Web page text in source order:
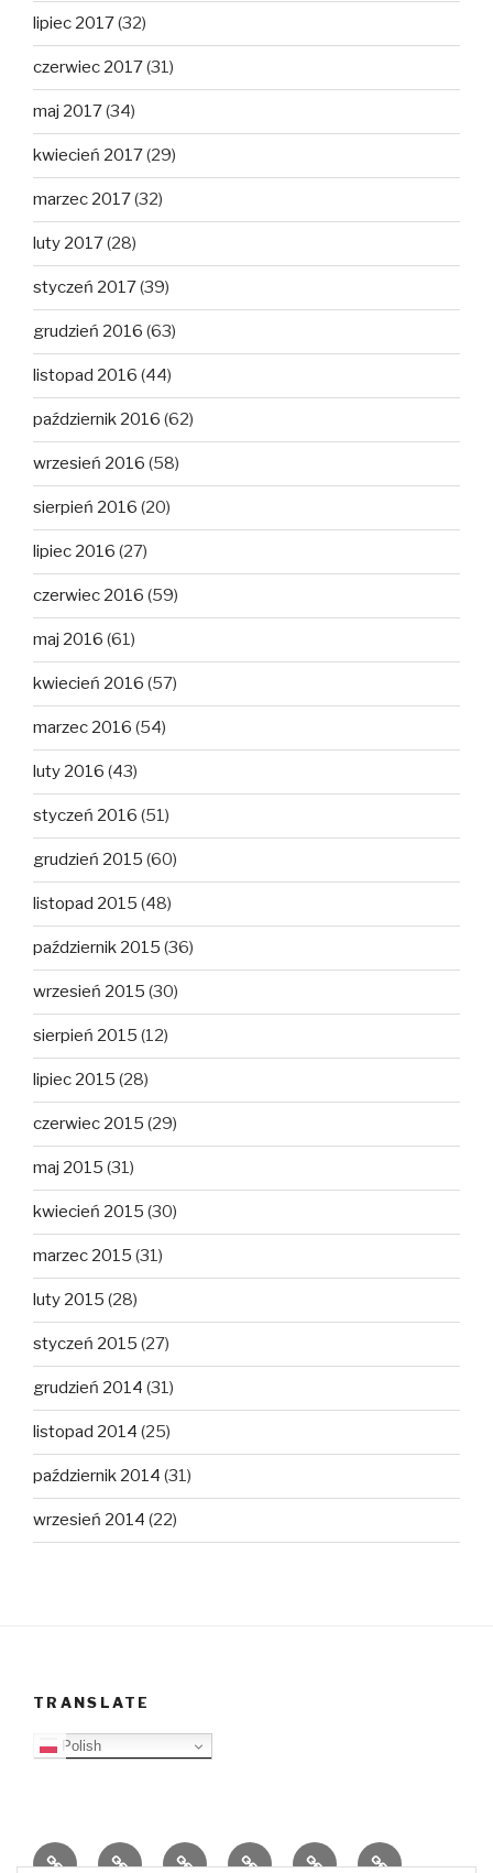
lipiec 2017(32)
czerwiec 2017(31)
maj 2017(34)
kwiecień 2017(29)
marzec 2017(32)
luty 2017(28)
styczeń 2017(39)
grudzień 2016 (63)
listopad 2016 (44)
październik 2016 (62)
wrzesień 2016 (58)
sierpień 2016 (20)
lipiec 2016 (27)
czerwiec 2016 (59)
maj 2016 (61)
kwiecień 2016 (57)
marzec 2016 (54)
luty 2016 (43)
styczeń 2016 (51)
grudzień 2015 (60)
listopad 2015 (48)
październik 2015 (36)
wrzesień 2015 (30)
sierpień 2015 (12)
lipiec 2015 (28)
czerwiec 2015 (29)
maj 2015 (31)
kwiecień 2015 (30)
marzec 2015 (31)
luty 2015 (28)
styczeń 2015 (27)
grudzień 2014 (31)
listopad 2014 (25)
październik 2014 (31)
wrzesień 2014 (22)
TRANSLATE
Polish
O Top Ewangelizacja
Father Video PB